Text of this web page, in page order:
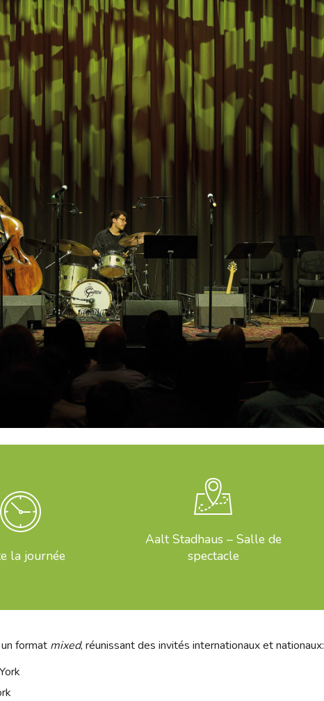
la journée
Aalt Stadhaus – Salle de
spectacle
format mixed, réunissant des invités internationaux et nationaux: